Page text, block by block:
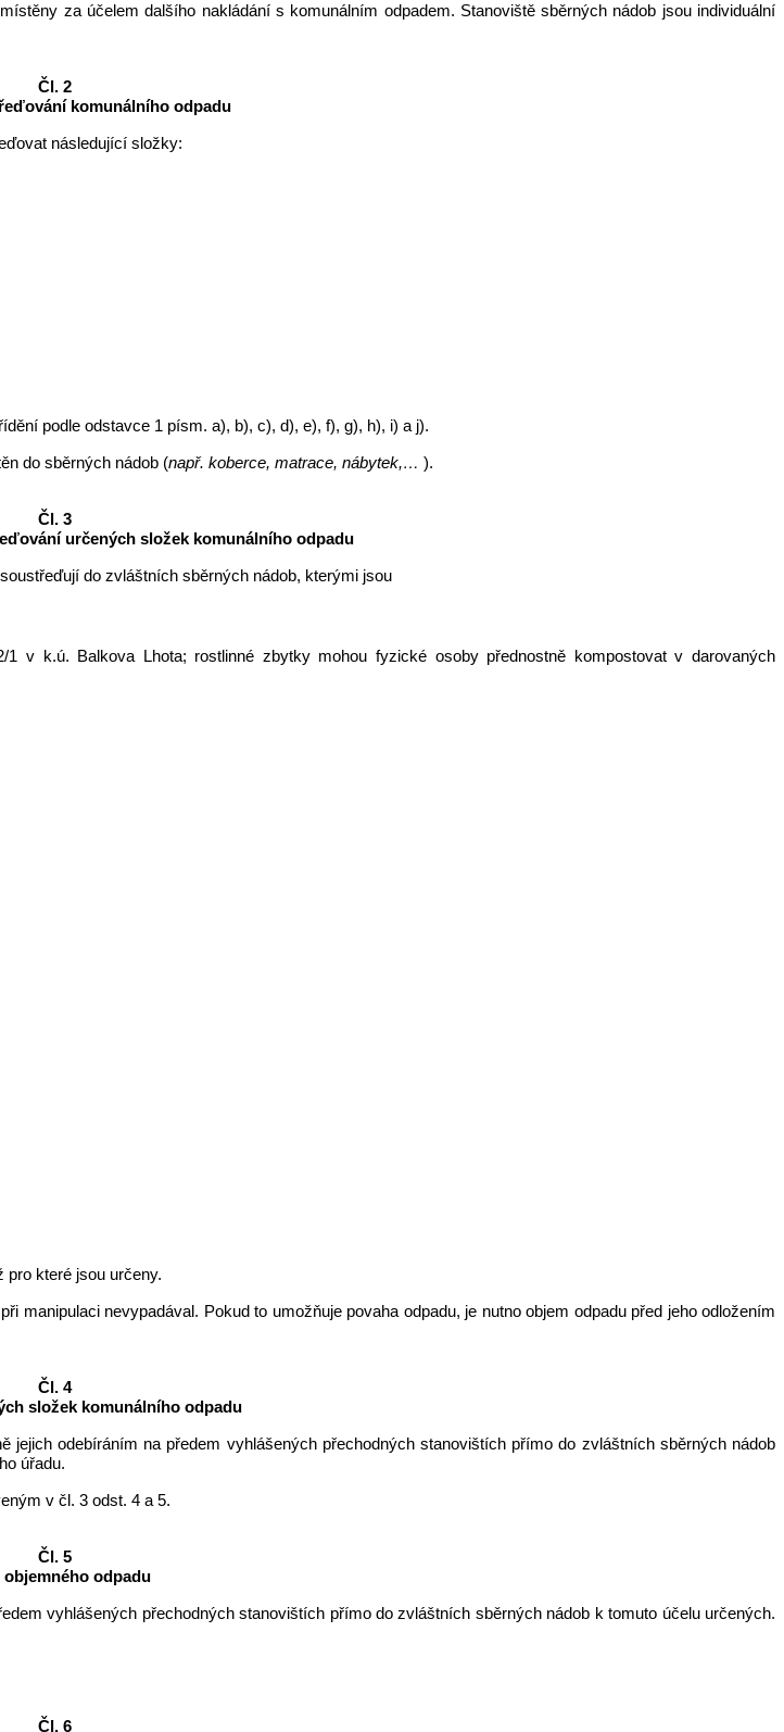
za účelem dalšího nakládání s komunálním odpadem. Stanoviště sběrných nádob jsou individuální
Čl. 2
komunálního odpadu
následující složky:
podle odstavce 1 písm. a), b), c), d), e), f), g), h), i) a j).
do sběrných nádob (např. koberce, matrace, nábytek,… ).
Čl. 3
určených složek komunálního odpadu
do zvláštních sběrných nádob, kterými jsou
v k.ú. Balkova Lhota; rostlinné zbytky mohou fyzické osoby přednostně kompostovat v darovaných
pro které jsou určeny.
manipulaci nevypadával. Pokud to umožňuje povaha odpadu, je nutno objem odpadu před jeho odložením
Čl. 4
složek komunálního odpadu
odebíráním na předem vyhlášených přechodných stanovištích přímo do zvláštních sběrných nádob
úřadu.
v čl. 3 odst. 4 a 5.
Čl. 5
objemného odpadu
vyhlášených přechodných stanovištích přímo do zvláštních sběrných nádob k tomuto účelu určených.
Čl. 6